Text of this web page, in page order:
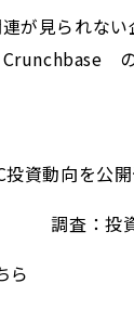
が見られな
Crunchbase
資動向を公開
調査：投
ら